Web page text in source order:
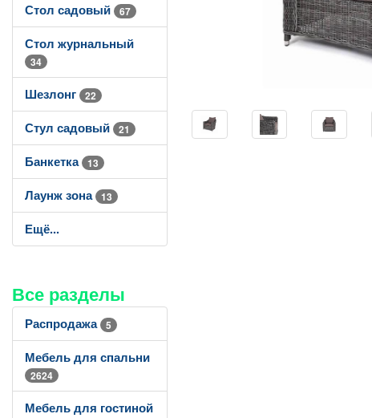
Стол садовый 67
Стол журнальный
34
Шезлонг 22
Стул садовый 21
Банкетка 13
Лаунж зона 13
Ещё...
Все разделы
Распродажа 5
Мебель для спальни
2624
Мебель для гостиной